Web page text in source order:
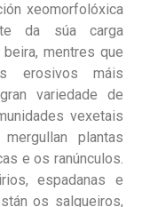
xeomorfolóxica
da súa carga
mentres que
erosivos máis
variedade de
vexetais
plantas
e os ranúnculos.
espadanas e
os salgueiros,